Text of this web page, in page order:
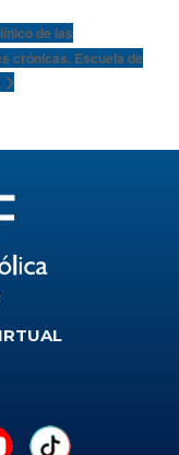
de las
crónicas. Escuela de